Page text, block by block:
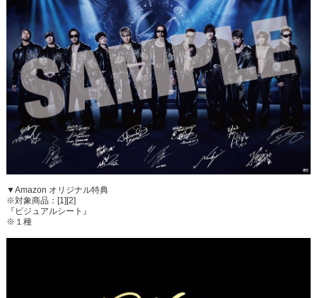
▼Amazon オリジナル特典
※対象商品：[1][2]
『ビジュアルシート』
※１種